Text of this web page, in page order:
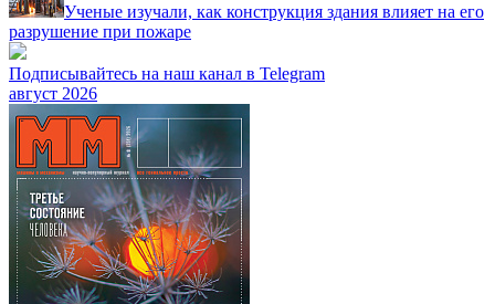
Ученые изучали, как конструкция здания влияет на его
разрушение при пожаре
Подписывайтесь на наш канал в Telegram
август 2026